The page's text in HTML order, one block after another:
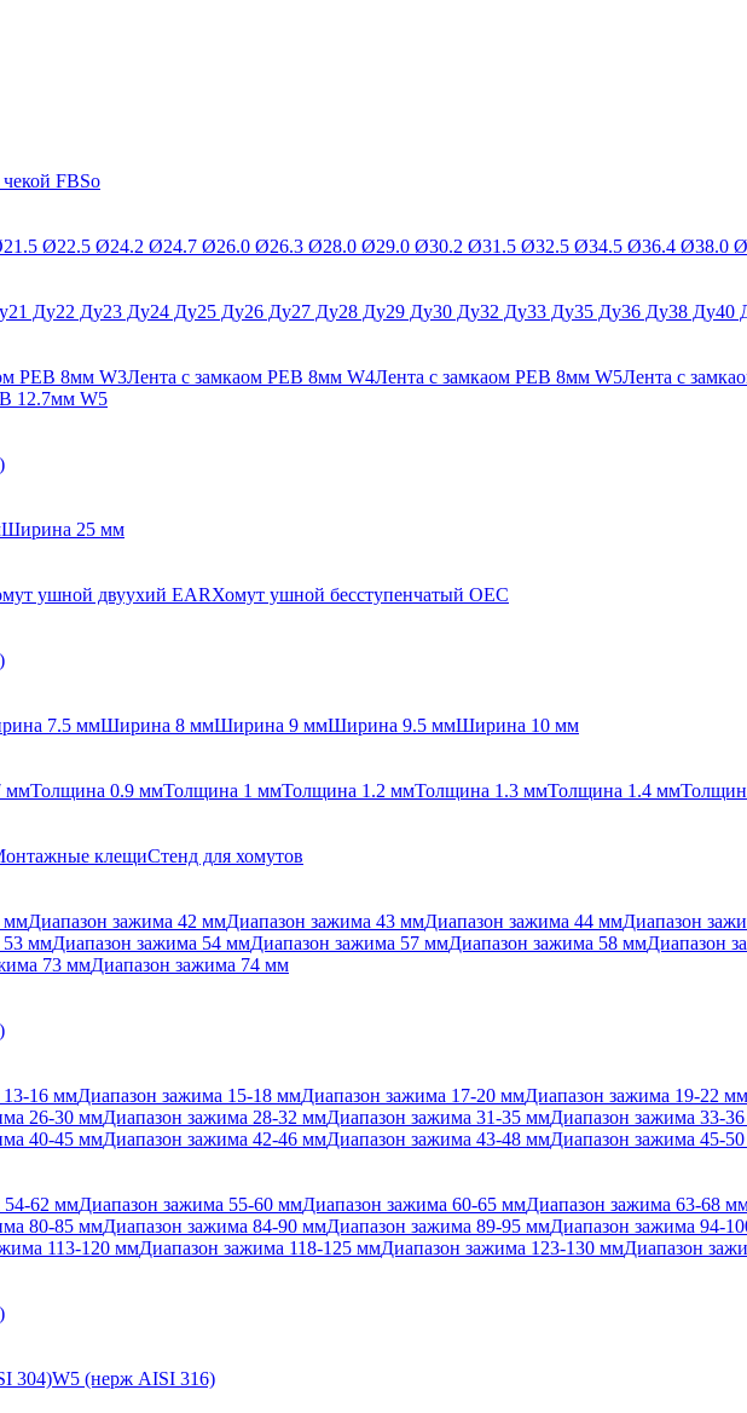
FBSo
21.5 Ø22.5 Ø24.2 Ø24.7 Ø26.0 Ø26.3 Ø28.0 Ø29.0 Ø30.2 Ø31.5 Ø32.5 Ø34.5 Ø36.4 Ø38.0 Ø
21 Ду22 Ду23 Ду24 Ду25 Ду26 Ду27 Ду28 Ду29 Ду30 Ду32 Ду33 Ду35 Ду36 Ду38 Ду40
PEB 8мм W3Лента с замкаом PEB 8мм W4Лента с замкаом PEB 8мм W5Лента с
12.7мм W5
Ширина 25 мм
ушной двуухий EARХомут ушной бесступенчатый OEC
7.5 ммШирина 8 ммШирина 9 ммШирина 9.5 ммШирина 10 мм
ммТолщина 0.9 ммТолщина 1 ммТолщина 1.2 ммТолщина 1.3 ммТолщина 1.4 мм
клещиСтенд для хомутов
ммДиапазон зажима 42 ммДиапазон зажима 43 ммДиапазон зажима 44 ммДиапазон
53 ммДиапазон зажима 54 ммДиапазон зажима 57 ммДиапазон зажима 58 ммДиапазон
73 ммДиапазон зажима 74 мм
13-16 ммДиапазон зажима 15-18 ммДиапазон зажима 17-20 ммДиапазон зажима 19-22 мм
26-30 ммДиапазон зажима 28-32 ммДиапазон зажима 31-35 ммДиапазон зажима 33-
40-45 ммДиапазон зажима 42-46 ммДиапазон зажима 43-48 ммДиапазон зажима 45-
54-62 ммДиапазон зажима 55-60 ммДиапазон зажима 60-65 ммДиапазон зажима 63-68
80-85 ммДиапазон зажима 84-90 ммДиапазон зажима 89-95 ммДиапазон зажима 94-
113-120 ммДиапазон зажима 118-125 ммДиапазон зажима 123-130 ммДиапазон
304)W5 (нерж AISI 316)